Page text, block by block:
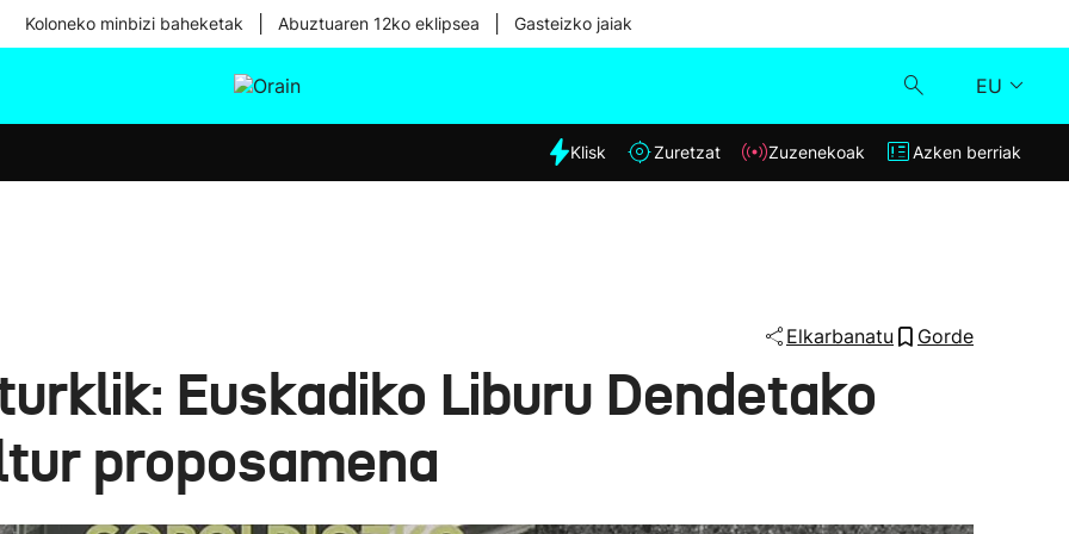
Koloneko minbizi baheketak Abuztuaren 12ko eklipsea Gasteizko jaiak
EU
Eguraldia
Klisk
Klisk Zuretzat Zuzenekoak Azken berriak
Elkarbanatu Gorde
Euskadiko Liburu Dendetako
proposamena